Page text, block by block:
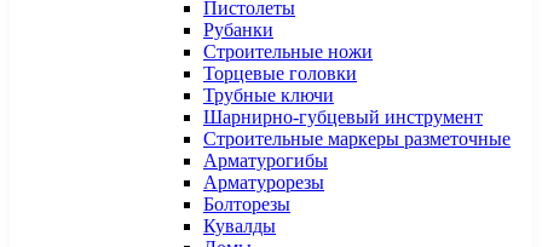
Пистолеты
Рубанки
Строительные ножи
Торцевые головки
Трубные ключи
Шарнирно-губцевый инструмент
Строительные маркеры разметочные
Арматурогибы
Арматурорезы
Болторезы
Кувалды